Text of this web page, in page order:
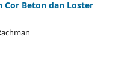
Cor Beton dan Loster